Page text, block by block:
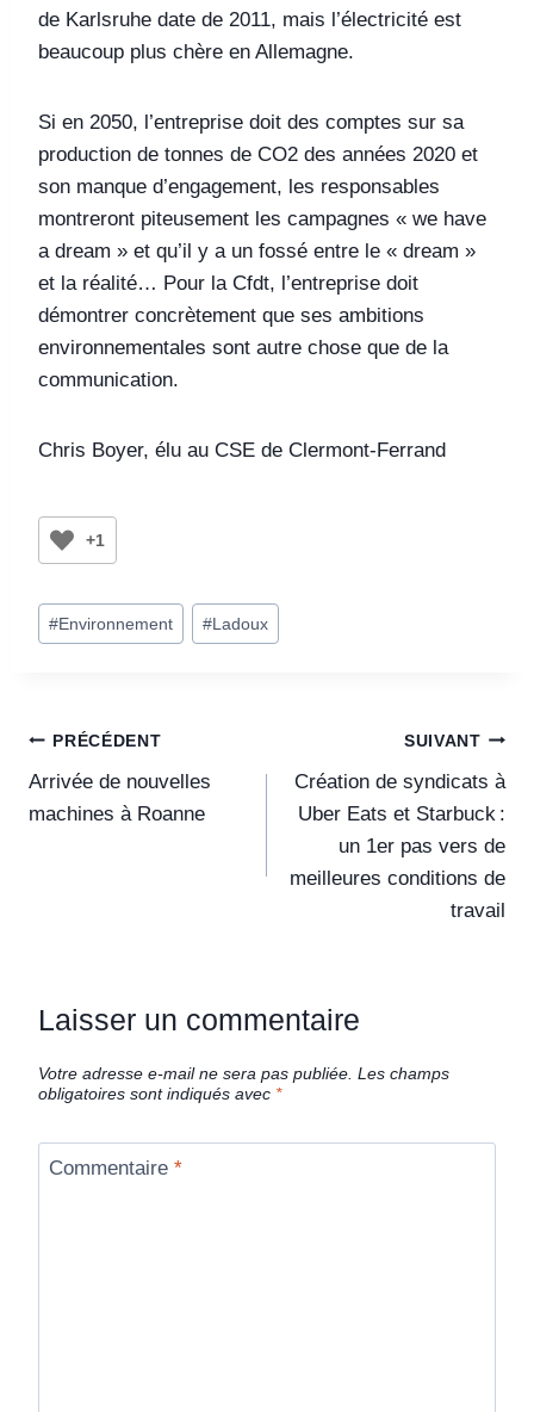
de Karlsruhe date de 2011, mais l’électricité est
beaucoup plus chère en Allemagne.
Si en 2050, l’entreprise doit des comptes sur sa
production de tonnes de CO2 des années 2020 et
son manque d’engagement, les responsables
montreront piteusement les campagnes « we have
a dream » et qu’il y a un fossé entre le « dream »
et la réalité… Pour la Cfdt, l’entreprise doit
démontrer concrètement que ses ambitions
environnementales sont autre chose que de la
communication.
Chris Boyer, élu au CSE de Clermont-Ferrand
+1
#Environnement # Ladoux
PRÉCÉDENT
Arrivée de nouvelles
machines à Roanne
SUIVANT
Création de syndicats à
Uber Eats et Starbuck :
un 1er pas vers de
meilleures conditions de
travail
Laisser un commentaire
Votre adresse e-mail ne sera pas publiée. Les champs
obligatoires sont indiqués avec *
Commentaire *